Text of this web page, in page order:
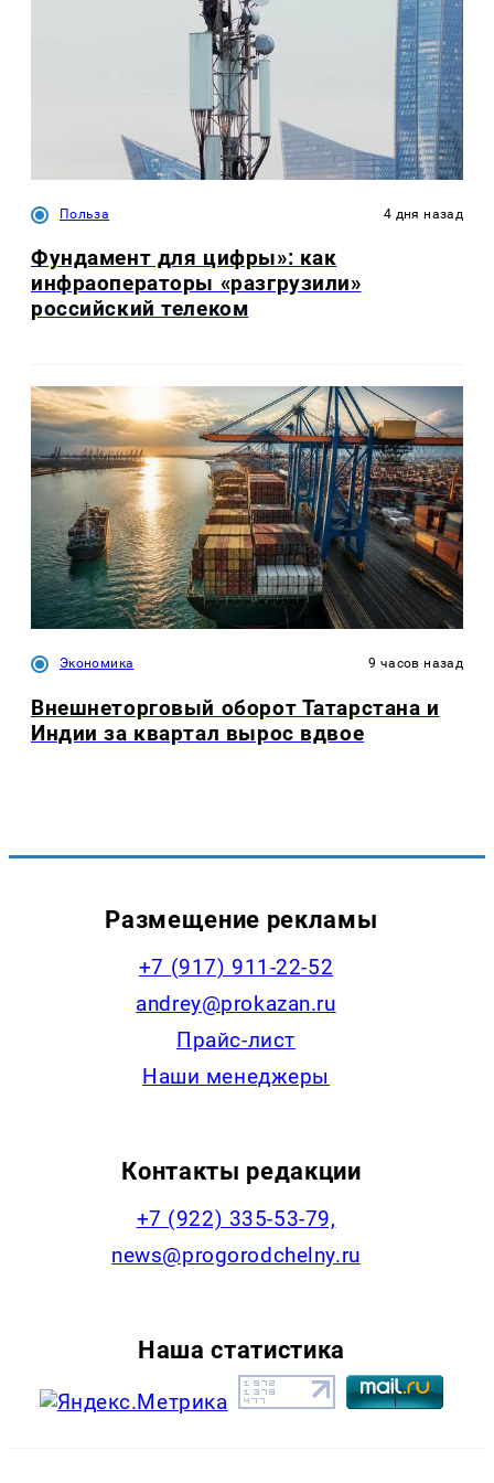
Польза 4 дня назад
Фундамент для цифры»: как
инфраоператоры «разгрузили»
российский телеком
Экономика 9 часов назад
Внешнеторговый оборот Татарстана и
Индии за квартал вырос вдвое
Размещение рекламы
+7 (917) 911-22-52
andrey@prokazan.ru
Прайс-лист
Наши менеджеры
Контакты редакции
+7 (922) 335-53-79,
news@progorodchelny.ru
Наша статистика